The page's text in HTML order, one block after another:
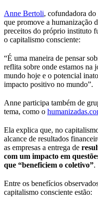
Anne Bertoli, cofundadora do
que promove a humanização
preceitos do próprio instituto
o capitalismo consciente:
“É uma maneira de pensar
reflita sobre onde estamos na
mundo hoje e o potencial
impacto positivo no mundo”.
Anne participa também de
tema, como o
Ela explica que, no
alcance de resultados
as empresas a entrega de
com um impacto em
que “beneficiem o coletivo”.
Entre os benefícios
capitalismo consciente estão: